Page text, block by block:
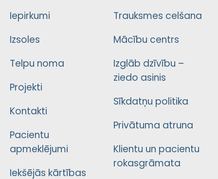
Iepirkumi
Izsoles
Telpu noma
Projekti
Kontakti
Pacientu
apmeklējumi
Iekšējās kārtības
Trauksmes celšana
Mācību centrs
Izglāb dzīvību –
ziedo asinis
Sīkdatņu politika
Privātuma atruna
Klientu un pacientu
rokasgrāmata